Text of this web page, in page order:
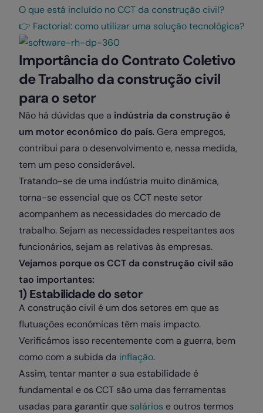
O que está incluído no CCT da construção civil?
👉 Factorial: como utilizar uma solução tecnológica?
Importância do Contrato Coletivo
de Trabalho da construção civil
para o setor
Não há dúvidas que a indústria da construção é
um motor económico do país. Gera empregos,
contribui para o desenvolvimento e, nessa medida,
tem um peso considerável.
Tratando-se de uma indústria muito dinâmica,
torna-se essencial que os CCT neste setor
acompanhem as necessidades do mercado de
trabalho. Sejam as necessidades respeitantes aos
funcionários, sejam as relativas às empresas.
Vejamos porque os CCT da construção civil são
tao importantes:
1) Estabilidade do setor
A construção civil é um dos setores em que as
flutuações económicas têm mais impacto.
Verificámos isso recentemente com a guerra, bem
como com a subida da inflação.
Assim, tentar manter a sua estabilidade é
fundamental e os CCT são uma das ferramentas
usadas para garantir que salários e outros termos